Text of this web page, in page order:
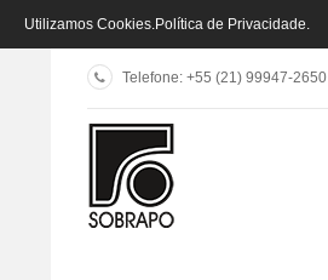
Telefone: +55 (21) 99947-2650
Utilizamos Cookies.Política de Privacidade.